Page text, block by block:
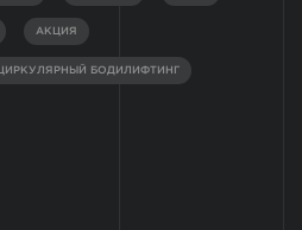
АКЦИЯ
ЦИРКУЛЯРНЫЙ БОДИЛИФТИНГ